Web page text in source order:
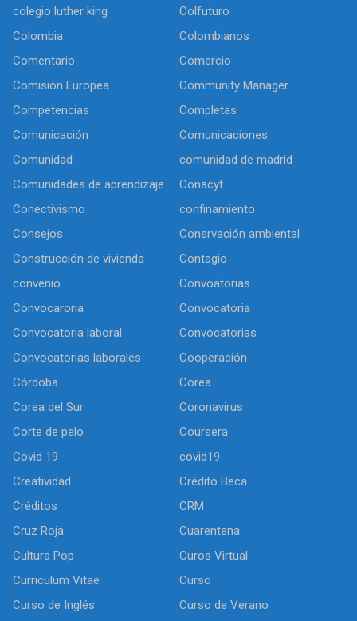
colegio luther king
Colfuturo
Colombia
Colombianos
Comentario
Comercio
Comisión Europea
Community Manager
Competencias
Completas
Comunicación
Comunicaciones
Comunidad
comunidad de madrid
Comunidades de aprendizaje
Conacyt
Conectivismo
confinamiento
Consejos
Consrvación ambiental
Construcción de vivienda
Contagio
convenio
Convoatorias
Convocaroria
Convocatoria
Convocatoria laboral
Convocatorias
Convocatorias laborales
Cooperación
Córdoba
Corea
Corea del Sur
Coronavirus
Corte de pelo
Coursera
Covid 19
covid19
Creatividad
Crédito Beca
Créditos
CRM
Cruz Roja
Cuarentena
Cultura Pop
Curos Virtual
Curriculum Vitae
Curso
Curso de Inglés
Curso de Verano